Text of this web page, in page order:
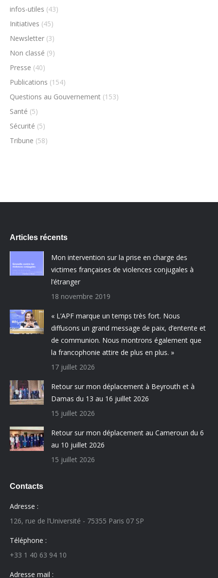
infos-utiles (43)
Initiatives (45)
Newsletter (3)
Non classé (9)
Presse (40)
Publications (154)
Questions au Gouvernement (153)
Santé (5)
Sécurité (5)
Tribune (58)
Articles récents
Mon intervention sur la prise en charge des
victimes françaises de violences conjugales à
l’étranger
18 novembre 2019
« L’APF marque un temps très fort. Nous
diffusons un grand message de paix, d’entente et
de communion. Nous montrons également que
la francophonie attire de plus en plus. »
17 juillet 2026
Retour sur mon déplacement à Beyrouth et à
Damas du 13 au 16 juillet 2026
15 juillet 2026
Retour sur mon déplacement au Cameroun du 6
au 10 juillet 2026
15 juillet 2026
Contacts
Adresse :
126, rue de l’Université - 75355 Paris 07 SP
Téléphone :
+33 1 40 63 94 10
Adresse mail :